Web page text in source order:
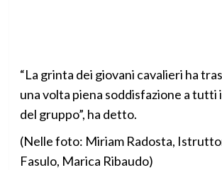
“La grinta dei giovani cavalieri ha
una volta piena soddisfazione a tutti
del gruppo”, ha detto.
(Nelle foto: Miriam Radosta,
Fasulo, Marica Ribaudo)